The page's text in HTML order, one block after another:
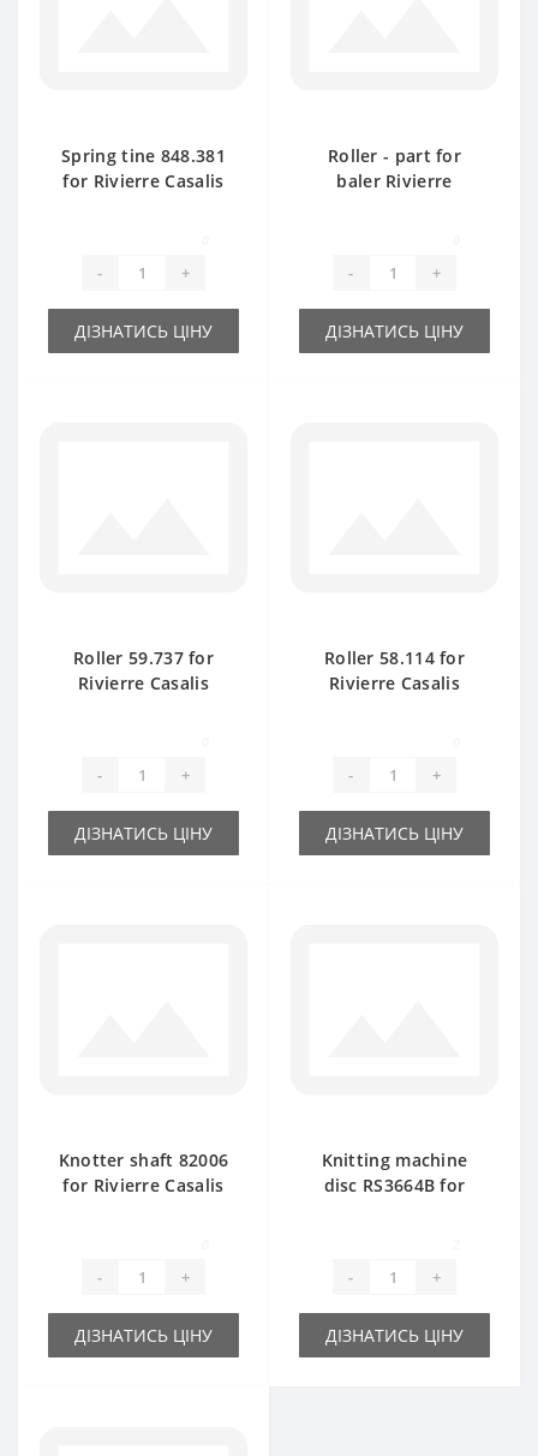
Spring tine 848.381
for Rivierre Casalis
- +
ДІЗНАТИСЬ ЦІНУ
Roller - part for
baler Rivierre
- +
ДІЗНАТИСЬ ЦІНУ
Roller 59.737 for
Rivierre Casalis
- +
ДІЗНАТИСЬ ЦІНУ
Roller 58.114 for
Rivierre Casalis
- +
ДІЗНАТИСЬ ЦІНУ
Knotter shaft 82006
for Rivierre Casalis
- +
ДІЗНАТИСЬ ЦІНУ
Knitting machine
disc RS3664B for
- +
ДІЗНАТИСЬ ЦІНУ